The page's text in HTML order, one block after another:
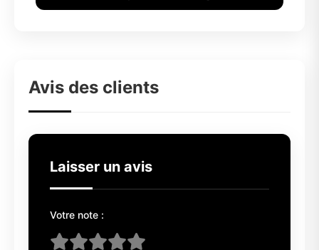
Avis des clients
Laisser un avis
Votre note :